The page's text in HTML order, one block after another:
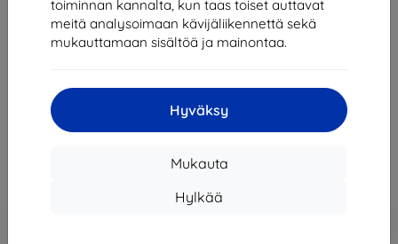
toiminnan kannalta, kun taas toiset auttavat
meitä analysoimaan kävijäliikennettä sekä
mukauttamaan sisältöä ja mainontaa.
Hyväksy
Mukauta
Hylkää
suojus Beline Case Silicone Huawei Y6p rose gold
Huawei Y6p
11,90 €
10,71 €